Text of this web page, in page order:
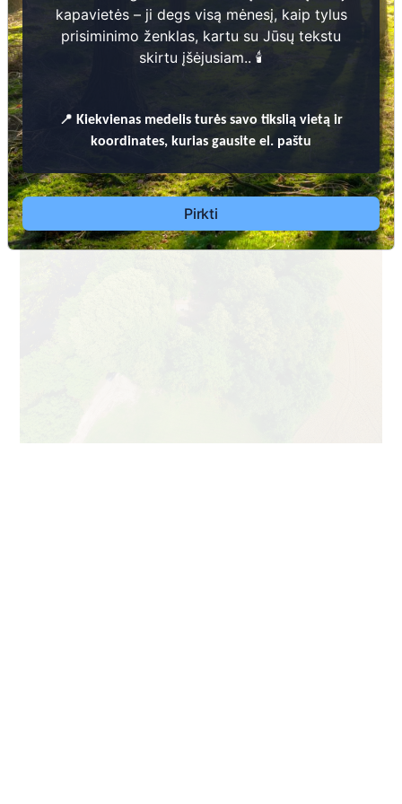
Dėl leidimų laidoti, informacijos atnaujinimo,
apleistų kapaviečių priežiūros ir kitais susijusiais
klausimais kreiptis aukščiau nurodytais kontaktais.
kapavietės – ji degs visą mėnesį, kaip tylus
prisiminimo ženklas, kartu su Jūsų tekstu
skirtu įšėjusiam.. 🕯️
📍 Kiekvienas medelis turės savo tikslią vietą ir
koordinates, kurias gausite el. paštu
Pirkti